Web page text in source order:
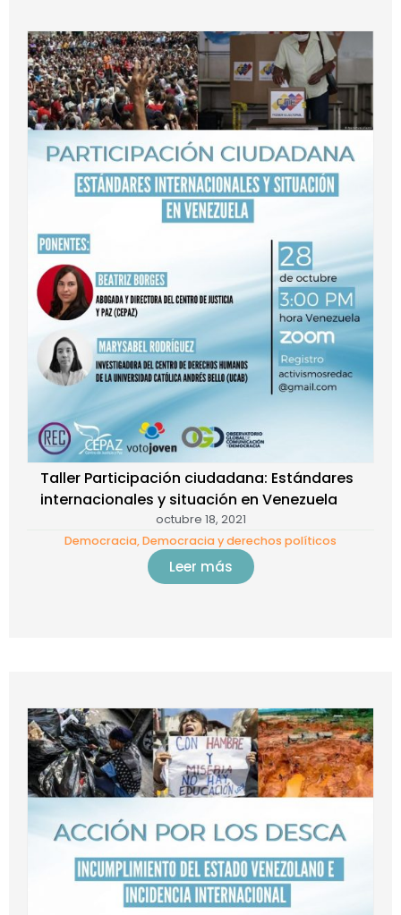
Taller Participación ciudadana: Estándares
internacionales y situación en Venezuela
octubre 18, 2021
Democracia,Democracia y derechos políticos
Leer más